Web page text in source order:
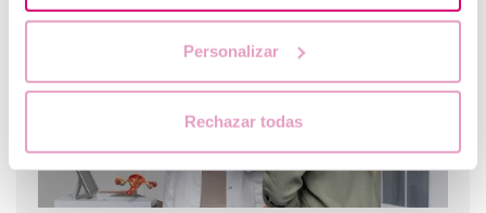
Personalizar
Rechazar todas